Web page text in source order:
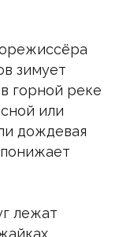
зимует
горной реке
или
дождевая
лежат